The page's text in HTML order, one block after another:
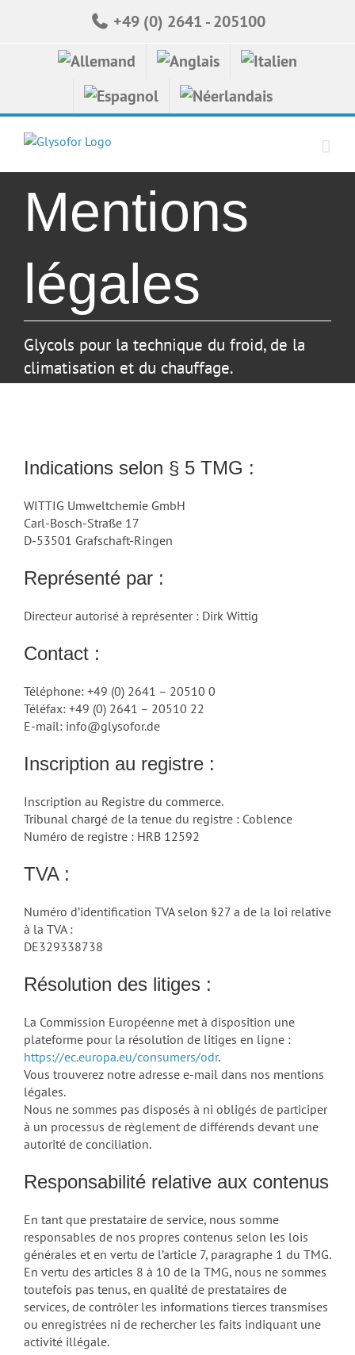
+49 (0) 2641 - 205100
Mentions
légales
Glycols pour la technique du froid, de la
climatisation et du chauffage.
Indications selon § 5 TMG :
WITTIG Umweltchemie GmbH
Carl-Bosch-Straße 17
D-53501 Grafschaft-Ringen
Représenté par :
Directeur autorisé à représenter : Dirk Wittig
Contact :
Téléphone: +49 (0) 2641 – 20510 0
Téléfax: +49 (0) 2641 – 20510 22
E-mail: info@glysofor.de
Inscription au registre :
Inscription au Registre du commerce.
Tribunal chargé de la tenue du registre : Coblence
Numéro de registre : HRB 12592
TVA :
Numéro d’identification TVA selon §27 a de la loi relative
à la TVA :
DE329338738
Résolution des litiges :
La Commission Européenne met à disposition une
plateforme pour la résolution de litiges en ligne :
https://ec.europa.eu/consumers/odr.
Vous trouverez notre adresse e-mail dans nos mentions
légales.
Nous ne sommes pas disposés à ni obligés de participer
à un processus de règlement de différends devant une
autorité de conciliation.
Responsabilité relative aux contenus
En tant que prestataire de service, nous somme
responsables de nos propres contenus selon les lois
générales et en vertu de l’article 7, paragraphe 1 du TMG.
En vertu des articles 8 à 10 de la TMG, nous ne sommes
toutefois pas tenus, en qualité de prestataires de
services, de contrôler les informations tierces transmises
ou enregistrées ni de rechercher les faits indiquant une
activité illégale.